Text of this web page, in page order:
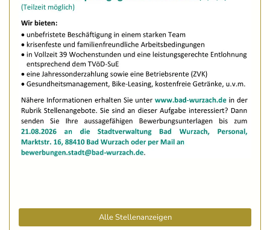
Alle Stellenanzeigen